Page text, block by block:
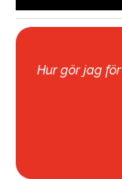
Hur gör jag